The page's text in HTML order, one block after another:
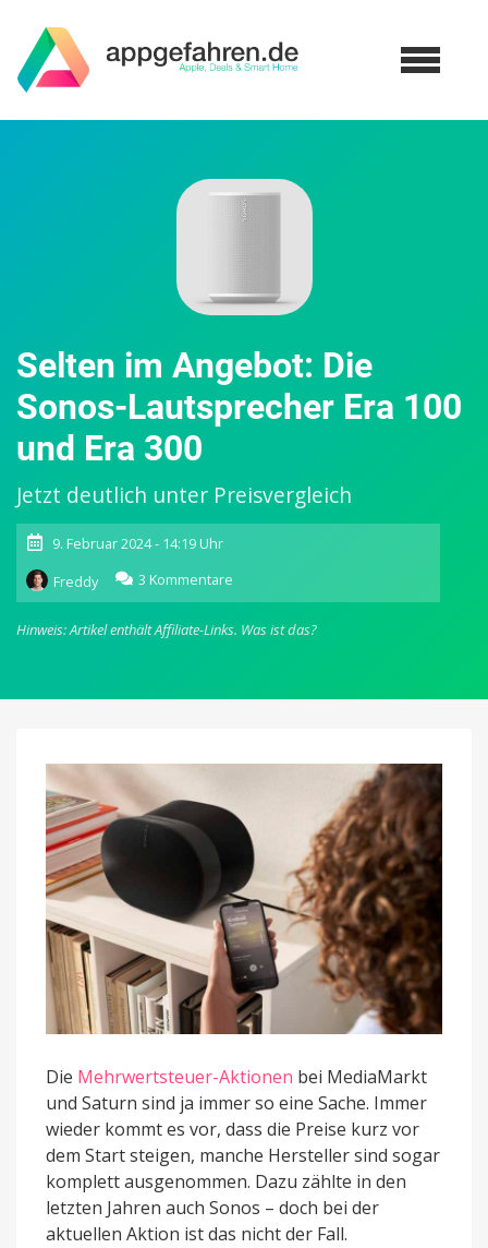
Selten im Angebot: Die
Sonos-Lautsprecher Era 100
und Era 300
Jetzt deutlich unter Preisvergleich
9. Februar 2024 - 14:19 Uhr
Freddy
3 Kommentare
Selten
Angebot:
Lautsprecher
und
Hinweis: Artikel enthält Affiliate-Links. Was ist das?
Die Mehrwertsteuer-Aktionen bei MediaMarkt
und Saturn sind ja immer so eine Sache. Immer
wieder kommt es vor, dass die Preise kurz vor
dem Start steigen, manche Hersteller sind sogar
komplett ausgenommen. Dazu zählte in den
letzten Jahren auch Sonos – doch bei der
aktuellen Aktion ist das nicht der Fall.